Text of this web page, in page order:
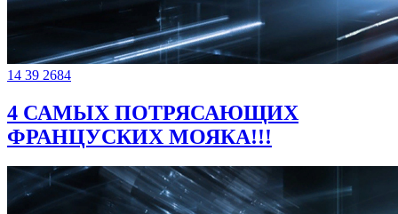
14 39 2684
4 САМЫХ ПОТРЯСАЮЩИХ
ФРАНЦУСКИХ МОЯКА!!!